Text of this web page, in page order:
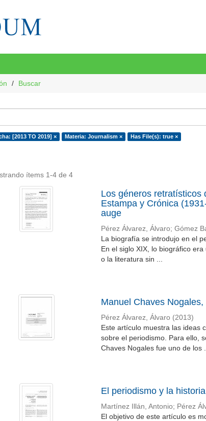
Buscar
[2013 TO 2019] × Materia: Journalism × Has File(s): true ×
ítems 1-4 de 4
Los géneros retratísticos
Estampa y Crónica
auge
Pérez Álvarez, Álvaro; Gómez
La biografía se introdujo en el
En el siglo XIX, lo biográfico
o la literatura sin ...
Manuel Chaves
Pérez Álvarez, Álvaro (2013)
Este artículo muestra las ideas
sobre el periodismo. Para ello,
Chaves Nogales fue uno de los ...
El periodismo y la
Martínez Illán, Antonio; Pérez
El objetivo de este artículo es